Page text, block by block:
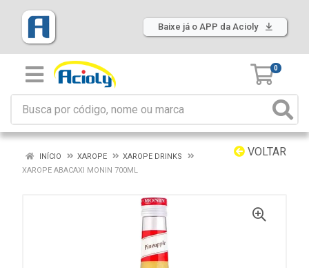
Baixe já o APP da Acioly
0
VOLTAR
INÍCIO XAROPE
XAROPE DRINKS
XAROPE ABACAXI MONIN 700ML